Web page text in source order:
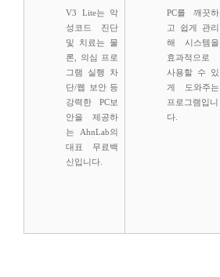
V3 Lite는 악
성코드 진단
및 치료는 물
론, 의심 프로
그램 실행 차
단/웹 보안 등
강력한 PC보
안을 제공하
는 AhnLab의
대표 무료백
신입니다.
PC를 깨끗하
고 쉽게 관리
해 시스템을
효과적으로
사용할 수 있
게 도와주는
프로그램입니
다.